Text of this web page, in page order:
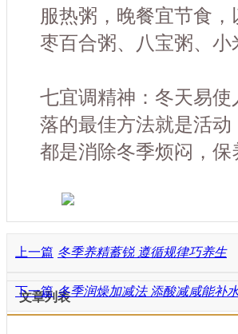
服热粥，晚餐宜节食
枣百合粥、八宝粥、
七宜调精神：冬天易
落的最佳方法就是活
都是消除冬季烦闷，
上一篇 冬季养精蓄锐 遵循规律巧养生
下一篇 冬季润燥加减法 添酸减咸能补
文章列表